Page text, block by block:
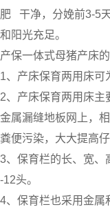
肥 干净，分娩前3-5
和阳光充足。
产保一体式母猪产床
1、产床保育两用床可
2、产床保育两用床
金属漏缝地板网上，
粪便污染，大大提高
3、保育栏的长、宽、
-12头。
4、保育栏也采用金属